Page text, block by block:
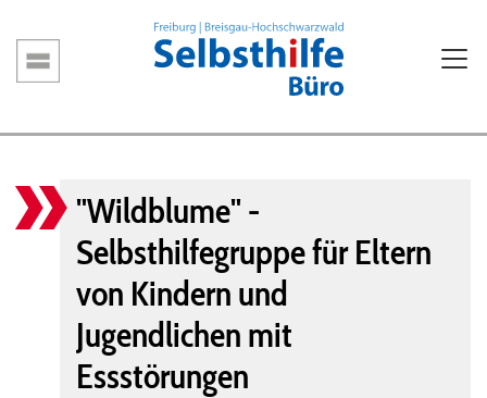
zum
Inhalt
Hauptnavigation
"Wildblume" -
Selbsthilfegruppe für Eltern
von Kindern und
Jugendlichen mit
Essstörungen